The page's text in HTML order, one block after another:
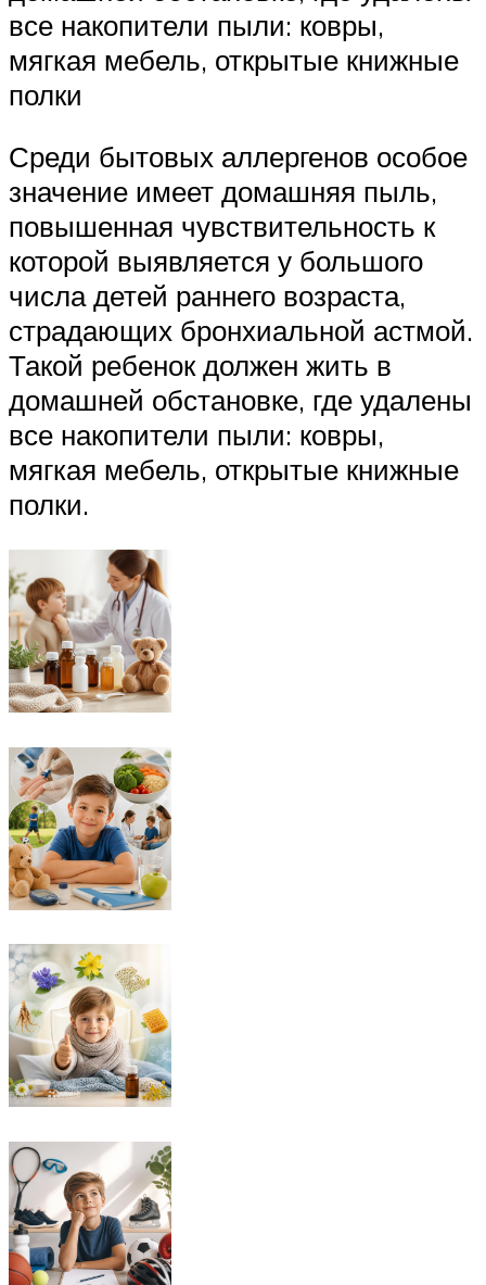
все накопители пыли: ковры,
мягкая мебель, открытые книжные
полки
Среди бытовых аллергенов особое
значение имеет домашняя пыль,
повышенная чувствительность к
которой выявляется у большого
числа детей раннего возраста,
страдающих бронхиальной астмой.
Такой ребенок должен жить в
домашней обстановке, где удалены
все накопители пыли: ковры,
мягкая мебель, открытые книжные
полки.